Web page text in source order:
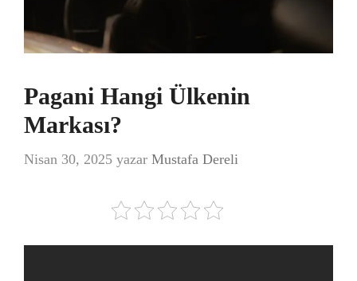
Pagani Hangi Ülkenin
Markası?
Nisan 30, 2025 yazar Mustafa Dereli